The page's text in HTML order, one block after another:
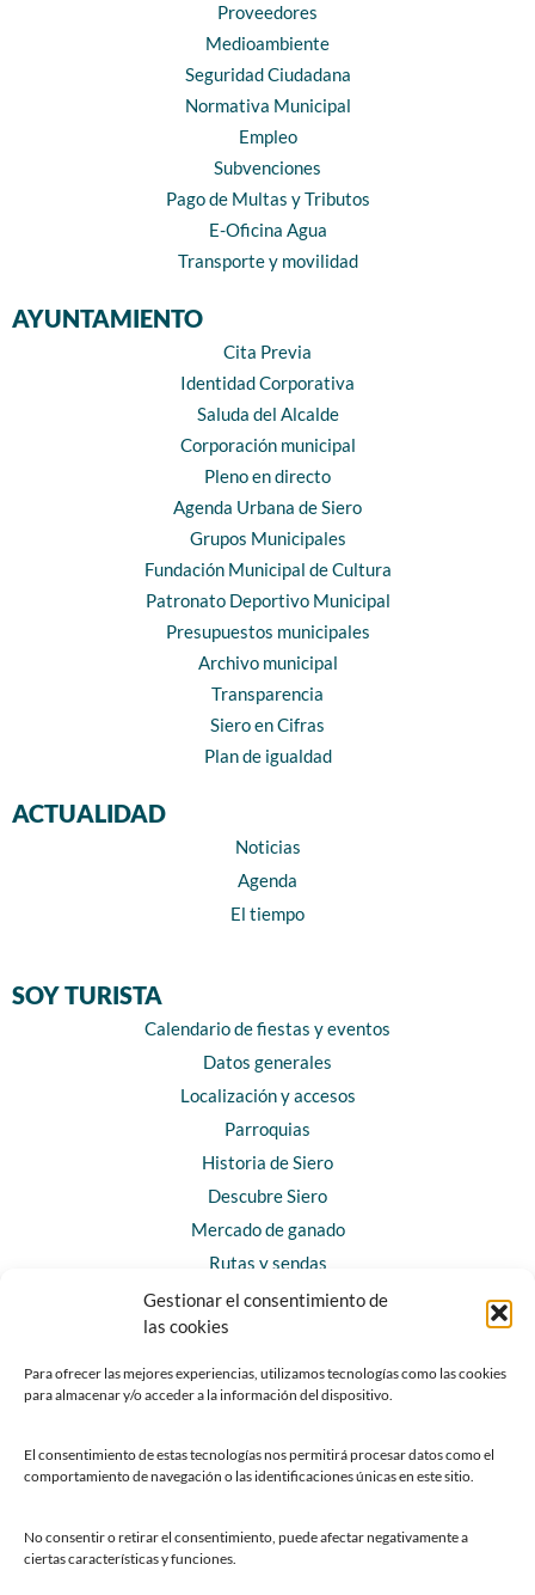
Gestionar el consentimiento de
las cookies
Para ofrecer las mejores experiencias, utilizamos tecnologías como las cookies
para almacenar y/o acceder a la información del dispositivo.
El consentimiento de estas tecnologías nos permitirá procesar datos como el
comportamiento de navegación o las identificaciones únicas en este sitio.
No consentir o retirar el consentimiento, puede afectar negativamente a
ciertas características y funciones.
Proveedores
Medioambiente
Seguridad Ciudadana
Normativa Municipal
Empleo
Subvenciones
Pago de Multas y Tributos
E-Oficina Agua
Transporte y movilidad
AYUNTAMIENTO
Cita Previa
Identidad Corporativa
Saluda del Alcalde
Corporación municipal
Pleno en directo
Agenda Urbana de Siero
Grupos Municipales
Fundación Municipal de Cultura
Patronato Deportivo Municipal
Presupuestos municipales
Archivo municipal
Transparencia
Siero en Cifras
Plan de igualdad
ACTUALIDAD
Noticias
Agenda
El tiempo
SOY TURISTA
Calendario de fiestas y eventos
Datos generales
Localización y accesos
Parroquias
Historia de Siero
Descubre Siero
Mercado de ganado
Rutas y sendas
Horarios y contacto
Teléfonos de interés
Chatbot Siero
SEDES ELECTRÓNICAS
Sede del Ayuntamiento de Siero